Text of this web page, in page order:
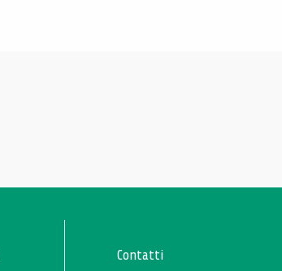
Contatti